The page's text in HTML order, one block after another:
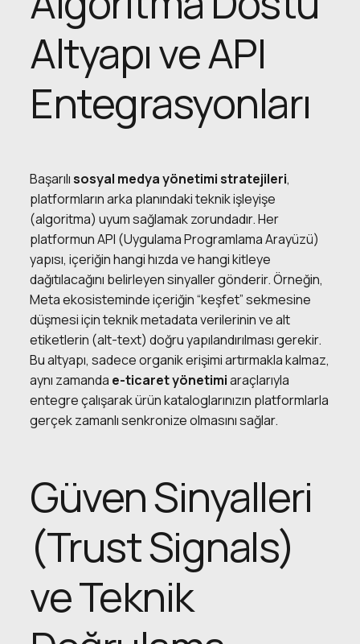
Altyapı ve API
Entegrasyonları
Başarılısosyal medya yönetimi stratejileri,
platformların arka planındaki teknik işleyişe
(algoritma) uyum sağlamak zorundadır. Her
platformun API (Uygulama Programlama Arayüzü)
yapısı, içeriğin hangi hızda ve hangi kitleye
dağıtılacağını belirleyen sinyaller gönderir. Örneğin,
Meta ekosisteminde içeriğin “keşfet” sekmesine
düşmesi için teknik metadata verilerinin ve alt
etiketlerin (alt-text) doğru yapılandırılması gerekir.
Bu altyapı, sadece organik erişimi artırmakla kalmaz,
aynı zamanda e-ticaret yönetimiaraçlarıyla
entegre çalışarak ürün kataloglarınızın platformlarla
gerçek zamanlı senkronize olmasını sağlar.
Güven Sinyalleri
(Trust Signals)
ve Teknik